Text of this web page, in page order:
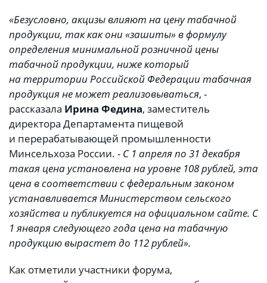
«Безусловно, акцизы влияют на цену табачной
продукции, так как они «зашиты» в формулу
определения минимальной розничной цены
табачной продукции, ниже который
на территории Российской Федерации табачная
продукция не может реализовываться, -
рассказала Ирина Федина, заместитель
директора Департамента пищевой
и перерабатывающей промышленности
Минсельхоза России. - С 1 апреля по 31 декабря
такая цена установлена на уровне 108 рублей, эта
цена в соответствии с федеральным законом
устанавливается Министерством сельского
хозяйства и публикуется на официальном сайте. С
1 января следующего года цена на табачную
продукцию вырастет до 112 рублей».
Как отметили участники форума,